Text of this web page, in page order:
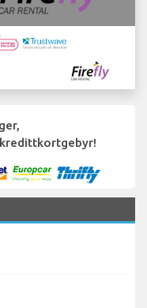
kredittkortgebyr!